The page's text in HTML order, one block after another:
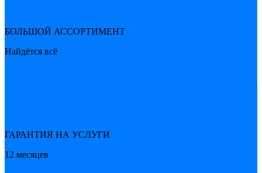
БОЛЬШОЙ АССОРТИМЕНТ
Найдётся всё
ГАРАНТИЯ НА УСЛУГИ
12 месяцев